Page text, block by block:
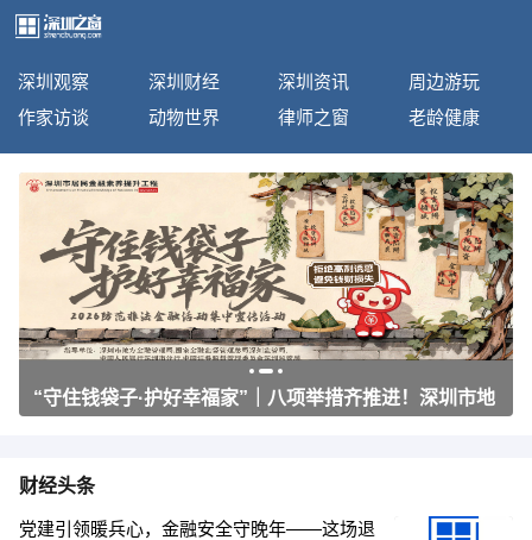
深圳观察 深圳财经 深圳资讯
周边游玩
作家访谈
动物世界 律师之窗 老龄健康
“守住钱袋子·护好幸福家”｜八项举措齐推进！深圳市地
财经头条
党建引领暖兵心，金融安全守晚年——这场退